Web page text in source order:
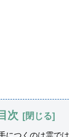
次
につくのは霊で